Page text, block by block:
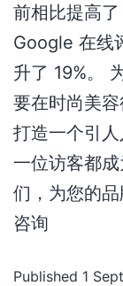
前相比提高
Google 在线
升了 19%。
要在时尚美
打造一个引
一位访客都
们，为您的
咨询
Published 1